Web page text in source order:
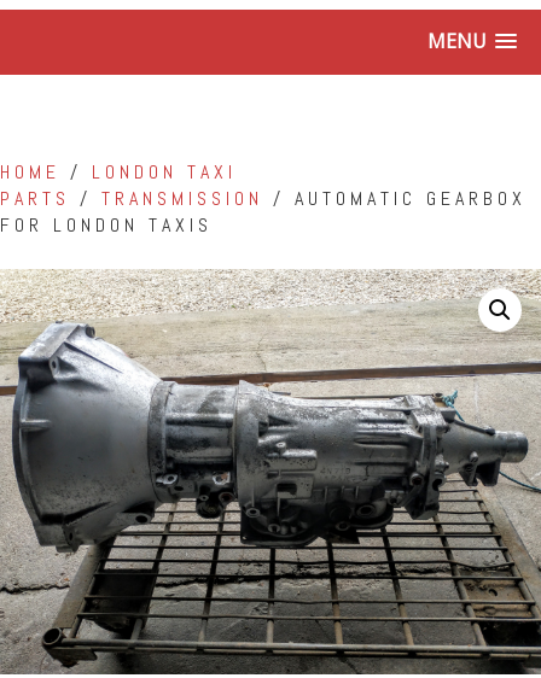
MENU
HOME / LONDON TAXI
PARTS
/ TRANSMISSION
/ AUTOMATIC GEARBOX
FOR LONDON TAXIS